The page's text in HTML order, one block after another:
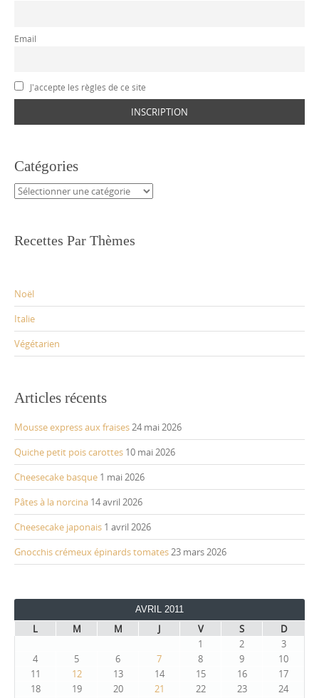
Email
J'accepte les règles de ce site
Catégories
Catégories
Recettes Par Thèmes
Noël
Italie
Végétarien
Articles récents
Mousse express aux fraises24 mai 2026
Quiche petit pois carottes 10 mai 2026
Cheesecake basque 1 mai 2026
Pâtes à la norcina 14 avril 2026
Cheesecake japonais 1 avril 2026
Gnocchis crémeux épinards tomates23 mars 2026
AVRIL 2011
L M M J V S
D
1
2
3
4
5 6 7 8 9
10
11
12 13 14 15 16
17
18
19 20 21 22 23
24